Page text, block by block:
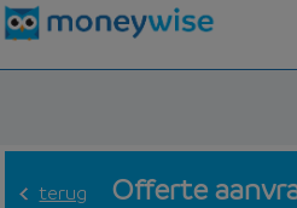
terug Offerte